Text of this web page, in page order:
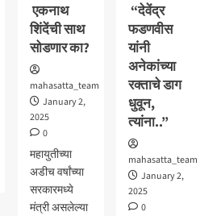
एकनाथ
शिंदेंची साथ
सोडणार का?
mahasatta_team
January 2,
2025
0
महायुतीच्या
अडीच वर्षांच्या
सरकारमध्ये
मंत्री असलेल्या
“देवेंद्र
फडणवीस
यांनी
अनेकांच्या
रक्ताचे डाग
धुवून,
त्यांना..”
mahasatta_team
January 2,
2025
0